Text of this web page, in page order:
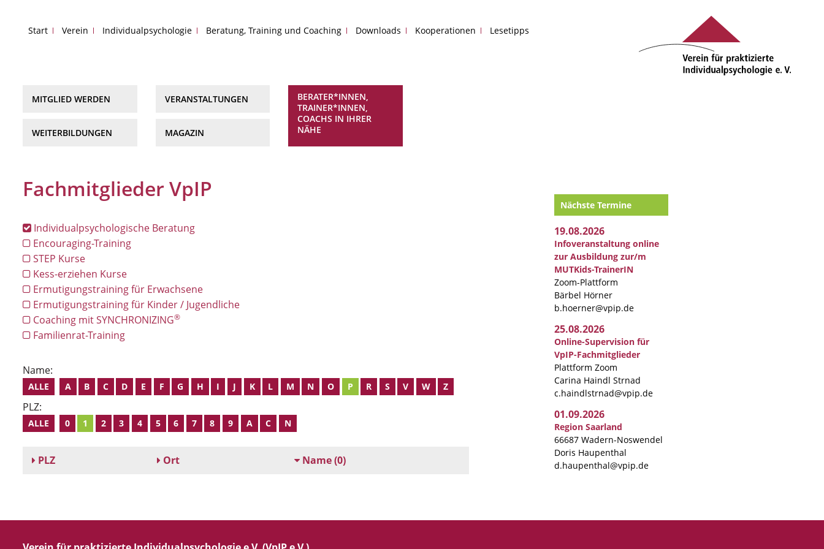
Start Verein Individualpsychologie Beratung, Training und Coaching Downloads Kooperationen Lesetipps
MITGLIED WERDEN
WEITERBILDUNGEN
VERANSTALTUNGEN
MAGAZIN
BERATER*INNEN,
TRAINER*INNEN,
COACHS IN IHRER
NÄHE
Fachmitglieder VpIP
Individualpsychologische Beratung
Encouraging-Training
STEP Kurse
Kess-erziehen Kurse
Ermutigungstraining für Erwachsene
Ermutigungstraining für Kinder / Jugendliche
Coaching mit SYNCHRONIZING®
Familienrat-Training
Name:
ALLE A B C D E F G H I J K L M N O P R S V W Z
PLZ:
ALLE 0 1 2 3 4 5 6 7 8 9 A C N
PLZ Ort Name(0)
Nächste Termine
19.08.2026
Infoveranstaltung online
zur Ausbildung zur/m
MUTKids-TrainerIN
Zoom-Plattform
Bärbel Hörner
b.hoerner@vpip.de
25.08.2026
Online-Supervision für
VpIP-Fachmitglieder
Plattform Zoom
Carina Haindl Strnad
c.haindlstrnad@vpip.de
01.09.2026
Region Saarland
66687 Wadern-Noswendel
Doris Haupenthal
d.haupenthal@vpip.de